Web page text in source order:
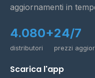
aggiornamenti in
4.080+
distributori
24/7
prezzi
Scarica l'app